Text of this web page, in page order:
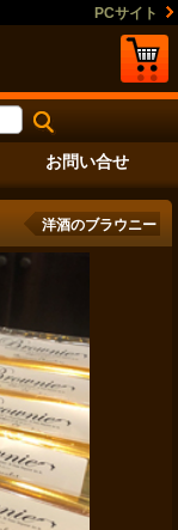
PCサイト
お問い合せ
洋酒のブラウニー